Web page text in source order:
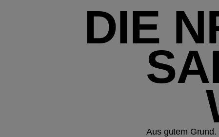
DIE
Aus gutem